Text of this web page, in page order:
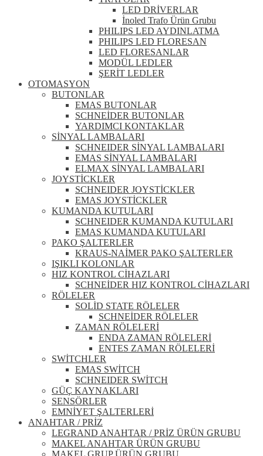
LED DRİVERLAR
İnoled Trafo Ürün Grubu
PHILIPS LED AYDINLATMA
PHILIPS LED FLORESAN
LED FLORESANLAR
MODÜL LEDLER
ŞERİT LEDLER
OTOMASYON
BUTONLAR
EMAS BUTONLAR
SCHNEİDER BUTONLAR
YARDIMCI KONTAKLAR
SİNYAL LAMBALARI
SCHNEIDER SİNYAL LAMBALARI
EMAS SİNYAL LAMBALARI
ELMAX SİNYAL LAMBALARI
JOYSTİCKLER
SCHNEIDER JOYSTİCKLER
EMAS JOYSTİCKLER
KUMANDA KUTULARI
SCHNEIDER KUMANDA KUTULARI
EMAS KUMANDA KUTULARI
PAKO ŞALTERLER
KRAUS-NAİMER PAKO ŞALTERLER
IŞIKLI KOLONLAR
HIZ KONTROL CİHAZLARI
SCHNEİDER HIZ KONTROL CİHAZLARI
RÖLELER
SOLİD STATE RÖLELER
SCHNEİDER RÖLELER
ZAMAN RÖLELERİ
ENDA ZAMAN RÖLELERİ
ENTES ZAMAN RÖLELERİ
SWİTCHLER
EMAS SWİTCH
SCHNEIDER SWİTCH
GÜÇ KAYNAKLARI
SENSÖRLER
EMNİYET ŞALTERLERİ
ANAHTAR / PRİZ
LEGRAND ANAHTAR / PRİZ ÜRÜN GRUBU
MAKEL ANAHTAR ÜRÜN GRUBU
MAKEL GRUP ÜRÜN GRUBU